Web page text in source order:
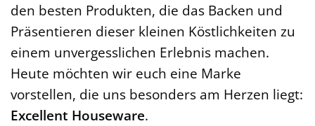
den besten Produkten, die das Backen und
Präsentieren dieser kleinen Köstlichkeiten zu
einem unvergesslichen Erlebnis machen.
Heute möchten wir euch eine Marke
vorstellen, die uns besonders am Herzen liegt:
Excellent Houseware.